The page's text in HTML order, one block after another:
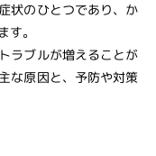
状のひとつであり、か
。
ラブルが増えることが
な原因と、予防や対策